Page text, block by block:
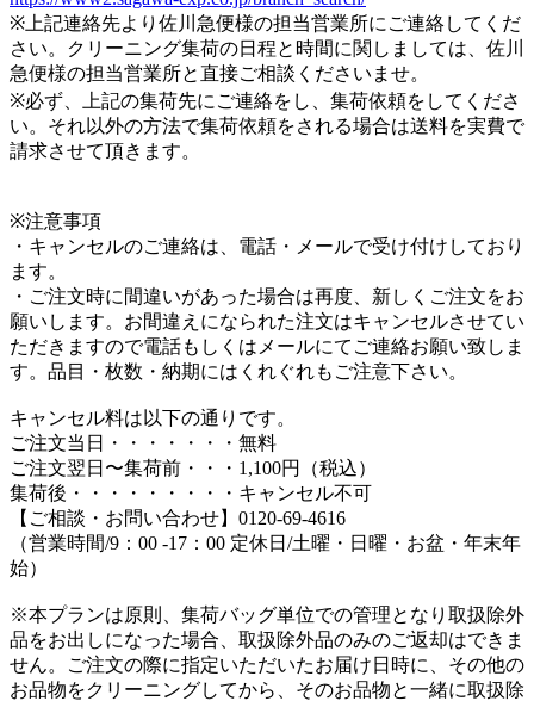
※上記連絡先より佐川急便様の担当営業所にご連絡してくだ
さい。クリーニング集荷の日程と時間に関しましては、佐川
急便様の担当営業所と直接ご相談くださいませ。
※必ず、上記の集荷先にご連絡をし、集荷依頼をしてくださ
い。それ以外の方法で集荷依頼をされる場合は送料を実費で
請求させて頂きます。
※注意事項
・キャンセルのご連絡は、電話・メールで受け付けしており
ます。
・ご注文時に間違いがあった場合は再度、新しくご注文をお
願いします。お間違えになられた注文はキャンセルさせてい
ただきますので電話もしくはメールにてご連絡お願い致しま
す。品目・枚数・納期にはくれぐれもご注意下さい。
キャンセル料は以下の通りです。
ご注文当日・・・・・・・無料
ご注文翌日〜集荷前・・・1,100円（税込）
集荷後・・・・・・・・・キャンセル不可
【ご相談・お問い合わせ】0120-69-4616
（営業時間/9：00 -17：00 定休日/土曜・日曜・お盆・年末年
始）
※本プランは原則、集荷バッグ単位での管理となり取扱除外
品をお出しになった場合、取扱除外品のみのご返却はできま
せん。ご注文の際に指定いただいたお届け日時に、その他の
お品物をクリーニングしてから、そのお品物と一緒に取扱除